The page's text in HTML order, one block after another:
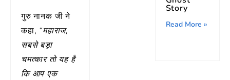
गुरु नानक जी ने
कहा, “महाराज,
सबसे बड़ा
चमत्कार तो यह है
कि आप एक
Story
Read More »